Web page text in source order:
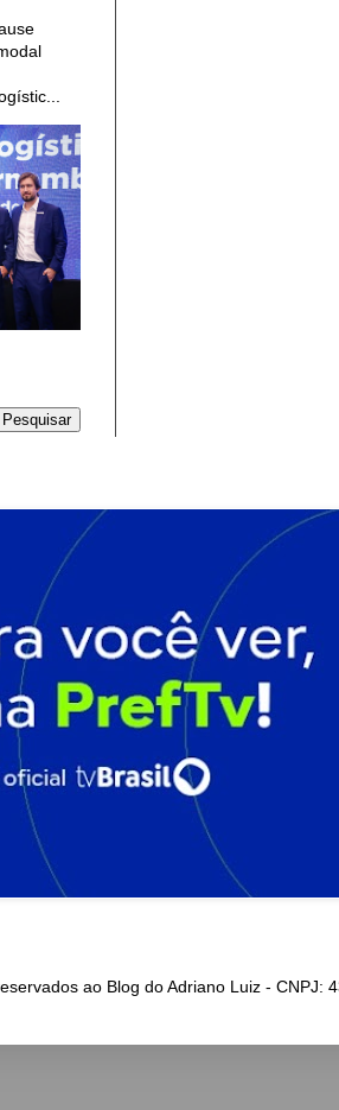
ao Blog do Adriano Luiz -